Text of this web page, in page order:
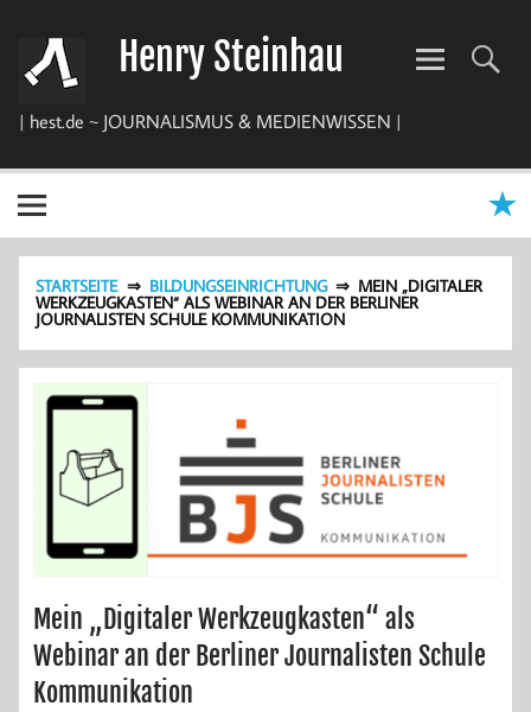
springen
Henry Steinhau
| hest.de ~ JOURNALISMUS & MEDIENWISSEN |
STARTSEITE BILDUNGSEINRICHTUNG MEIN „DIGITALER
WERKZEUGKASTEN“ ALS WEBINAR AN DER BERLINER
JOURNALISTEN SCHULE KOMMUNIKATION
Mein „Digitaler Werkzeugkasten“ als
Webinar an der Berliner Journalisten Schule
Kommunikation